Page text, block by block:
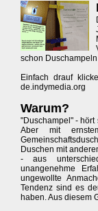
schon
Einfach drauf
de.indymedia.org
Warum?
"Duschampel" -
Aber mit
Duschen mit
- aus
unangenehme
ungewollte
Tendenz sind es
haben. Aus diesem